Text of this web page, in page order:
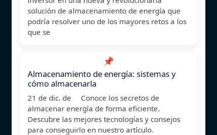
solución de almacenamiento de energía que
podría resolver uno de los mayores retos a los
que se
📌
Almacenamiento de energía: sistemas y
cómo almacenarla
21 de dic. de Conoce los secretos de
almacenar energía de forma eficiente.
Descubre las mejores tecnologías y consejos
para conseguirlo en nuestro artículo.